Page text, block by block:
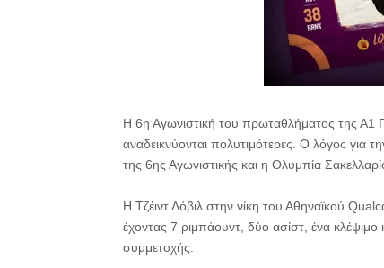
Η 6η Αγωνιστική του πρωταθλήματος της Α1
αναδεικνύονται πολυτιμότερες. Ο λόγος για
της 6ης Αγωνιστικής και η Ολυμπία
Η Τζέιντ Λόβιλ στην νίκη του Αθηναϊκού
έχοντας 7 ριμπάουντ, δύο ασίστ, ένα
συμμετοχής.